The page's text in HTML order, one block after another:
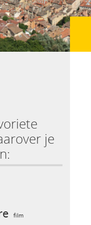
je
film